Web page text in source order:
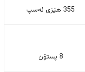
355 هێزی ئەسپ
8 پستۆن